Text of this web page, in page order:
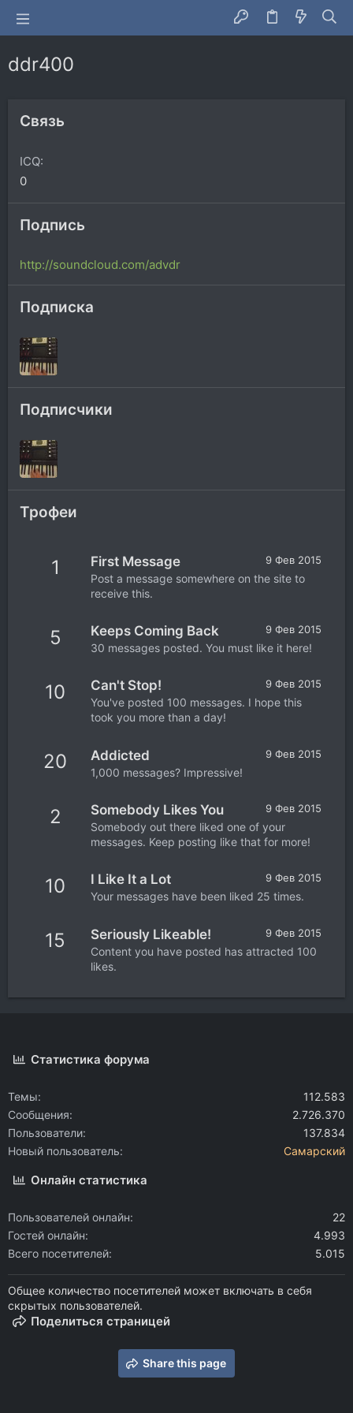
ddr400
Связь
ICQ
0
Подпись
http://soundcloud.com/advdr
Подписка
Подписчики
Трофеи
1 9 Фев 2015
First Message
Post a message somewhere on the site to
receive this.
5 9 Фев 2015
Keeps Coming Back
30 messages posted. You must like it here!
10 9 Фев 2015
Can't Stop!
You've posted 100 messages. I hope this
took you more than a day!
20 9 Фев 2015
Addicted
1,000 messages? Impressive!
2 9 Фев 2015
Somebody Likes You
Somebody out there liked one of your
messages. Keep posting like that for more!
10 9 Фев 2015
I Like It a Lot
Your messages have been liked 25 times.
15 9 Фев 2015
Seriously Likeable!
Content you have posted has attracted 100
likes.
Статистика форума
Темы
112.583
Сообщения
2.726.370
Пользователи
137.834
Новый пользователь
Самарский
Онлайн статистика
Пользователей онлайн
22
Гостей онлайн
4.993
Всего посетителей
5.015
Общее количество посетителей может включать в себя
скрытых пользователей.
Поделиться страницей
Share this page